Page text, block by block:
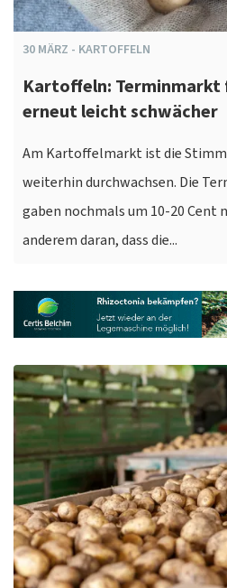
30 MÄRZ - KARTOFFELN
Kartoffeln:
erneut leicht schwächer
Am Kartoffelmarkt ist die
weiterhin durchwachsen. Die
gaben nochmals um 10-20 Cent
anderem daran, dass die...